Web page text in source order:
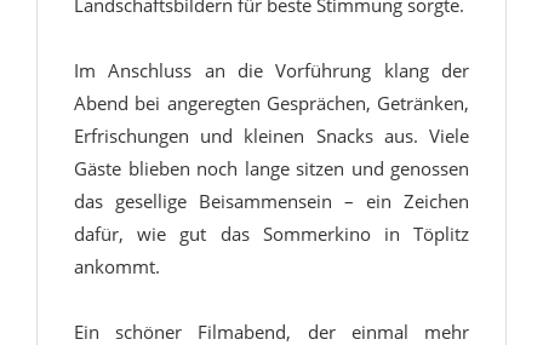
Im Anschluss an die Vorführung klang der
Abend bei angeregten Gesprächen, Getränken,
Erfrischungen und kleinen Snacks aus. Viele
Gäste blieben noch lange sitzen und genossen
das gesellige Beisammensein – ein Zeichen
dafür, wie gut das Sommerkino in Töplitz
ankommt.
Ein schöner Filmabend, der einmal mehr